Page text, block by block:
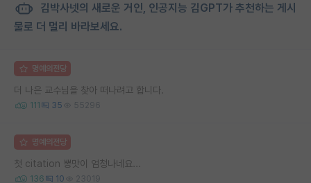
김박사넷의 새로운 거인, 인공지능 김GPT가 추천하는 게시
물로 더 멀리 바라보세요.
명예의전당
더 나은 교수님을 찾아 떠나려고 합니다.
111 35 55296
명예의전당
첫 citation 뽕맛이 엄청나네요...
136 10 23019